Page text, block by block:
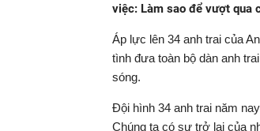
việc: Làm sao để vượt qua
Áp lực lên 34 anh trai của
tình đưa toàn bộ dàn anh
sóng.
Đội hình 34 anh trai năm
Chúng ta có sự trở lại của